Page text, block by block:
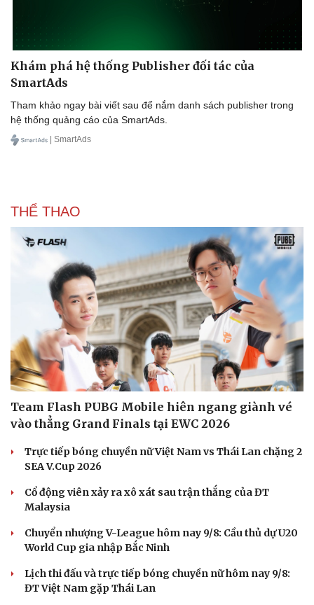
Doanh nghiệp 24h
Vì cộng đồng
Công nghệ
Chuyển đổi số
Khám phá hệ thống Publisher đối tác của
SmartAds
Tham khảo ngay bài viết sau để nắm danh sách publisher trong
hệ thống quảng cáo của SmartAds.
| SmartAds
THỂ THAO
Team Flash PUBG Mobile hiên ngang giành vé
vào thẳng Grand Finals tại EWC 2026
Trực tiếp bóng chuyền nữ Việt Nam vs Thái Lan chặng 2
SEA V.Cup 2026
Cổ động viên xảy ra xô xát sau trận thắng của ĐT
Malaysia
Chuyển nhượng V-League hôm nay 9/8: Cầu thủ dự U20
World Cup gia nhập Bắc Ninh
Lịch thi đấu và trực tiếp bóng chuyền nữ hôm nay 9/8:
ĐT Việt Nam gặp Thái Lan